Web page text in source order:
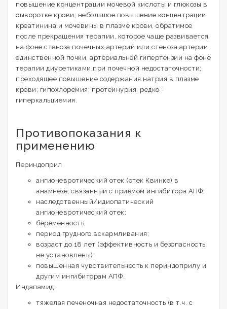
повышение концентрации мочевой кислоты и глюкозы в
сыворотке крови; небольшое повышение концентрации
креатинина и мочевины в плазме крови, обратимое
после прекращения терапии, которое чаще развивается
на фоне стеноза почечных артерий или стеноза артерии
единственной почки, артериальной гипертензии на фоне
терапии диуретиками при почечной недостаточности;
преходящее повышение содержания натрия в плазме
крови; гипохлоремия; протеинурия; редко -
гиперкальциемия.
Противопоказания к
применению
Периндоприл
ангионевротический отек (отек Квинке) в
анамнезе, связанный с приемом ингибитора АПФ;
наследственный/идиопатический
ангионевротический отек;
беременность;
период грудного вскармливания;
возраст до 18 лет (эффективность и безопасность
не установлены);
повышенная чувствительность к периндоприлу и
другим ингибиторам АПФ.
Индапамид
тяжелая печеночная недостаточность (в т.ч. с